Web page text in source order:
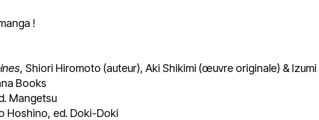
!
, Shiori Hiromoto (auteur), Aki Shikimi (œuvre originale) & Izumi
Books
Mangetsu
Hoshino, ed. Doki-Doki